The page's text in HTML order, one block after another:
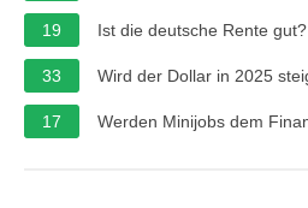
19 Ist die deutsche Rente gut?
33 Wird der Dollar in 2025
17 Werden Minijobs dem